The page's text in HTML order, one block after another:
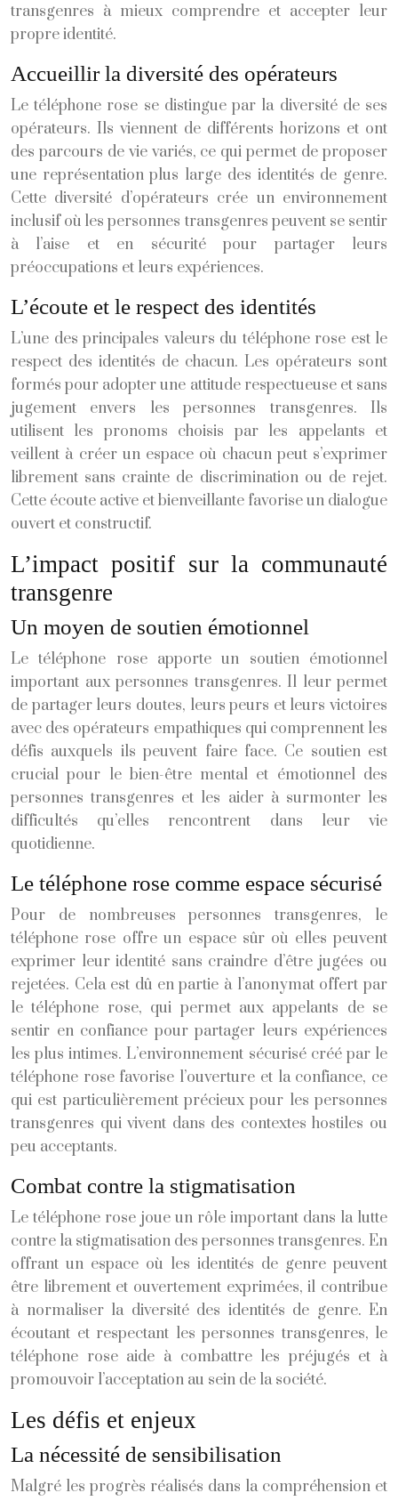
transgenres à mieux comprendre et accepter leur
propre identité.
Accueillir la diversité des opérateurs
Le téléphone rose se distingue par la diversité de ses
opérateurs. Ils viennent de différents horizons et ont
des parcours de vie variés, ce qui permet de proposer
une représentation plus large des identités de genre.
Cette diversité d’opérateurs crée un environnement
inclusif où les personnes transgenres peuvent se sentir
à l’aise et en sécurité pour partager leurs
préoccupations et leurs expériences.
L’écoute et le respect des identités
L’une des principales valeurs du téléphone rose est le
respect des identités de chacun. Les opérateurs sont
formés pour adopter une attitude respectueuse et sans
jugement envers les personnes transgenres. Ils
utilisent les pronoms choisis par les appelants et
veillent à créer un espace où chacun peut s’exprimer
librement sans crainte de discrimination ou de rejet.
Cette écoute active et bienveillante favorise un dialogue
ouvert et constructif.
L’impact positif sur la communauté
transgenre
Un moyen de soutien émotionnel
Le téléphone rose apporte un soutien émotionnel
important aux personnes transgenres. Il leur permet
de partager leurs doutes, leurs peurs et leurs victoires
avec des opérateurs empathiques qui comprennent les
défis auxquels ils peuvent faire face. Ce soutien est
crucial pour le bien-être mental et émotionnel des
personnes transgenres et les aider à surmonter les
difficultés qu’elles rencontrent dans leur vie
quotidienne.
Le téléphone rose comme espace sécurisé
Pour de nombreuses personnes transgenres, le
téléphone rose offre un espace sûr où elles peuvent
exprimer leur identité sans craindre d’être jugées ou
rejetées. Cela est dû en partie à l’anonymat offert par
le téléphone rose, qui permet aux appelants de se
sentir en confiance pour partager leurs expériences
les plus intimes. L’environnement sécurisé créé par le
téléphone rose favorise l’ouverture et la confiance, ce
qui est particulièrement précieux pour les personnes
transgenres qui vivent dans des contextes hostiles ou
peu acceptants.
Combat contre la stigmatisation
Le téléphone rose joue un rôle important dans la lutte
contre la stigmatisation des personnes transgenres. En
offrant un espace où les identités de genre peuvent
être librement et ouvertement exprimées, il contribue
à normaliser la diversité des identités de genre. En
écoutant et respectant les personnes transgenres, le
téléphone rose aide à combattre les préjugés et à
promouvoir l’acceptation au sein de la société.
Les défis et enjeux
La nécessité de sensibilisation
Malgré les progrès réalisés dans la compréhension et